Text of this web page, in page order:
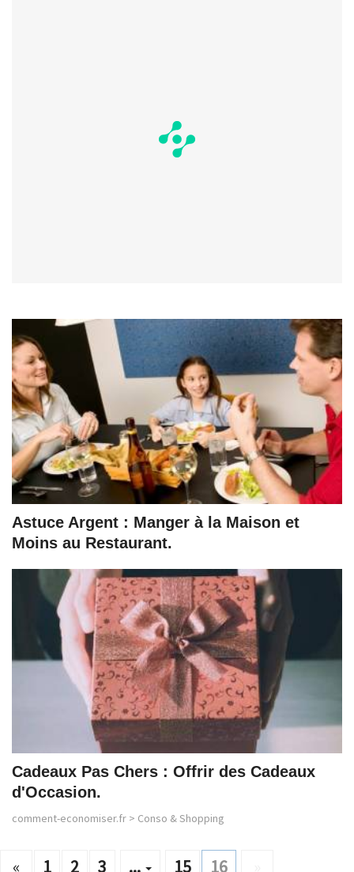
Astuce Argent : Manger à la Maison et
Moins au Restaurant.
Cadeaux Pas Chers : Offrir des Cadeaux
d'Occasion.
comment-economiser.fr > Conso & Shopping
« 1 2 3 ... 15 16